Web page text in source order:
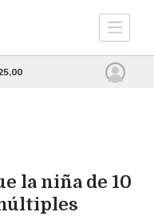
la niña de 10